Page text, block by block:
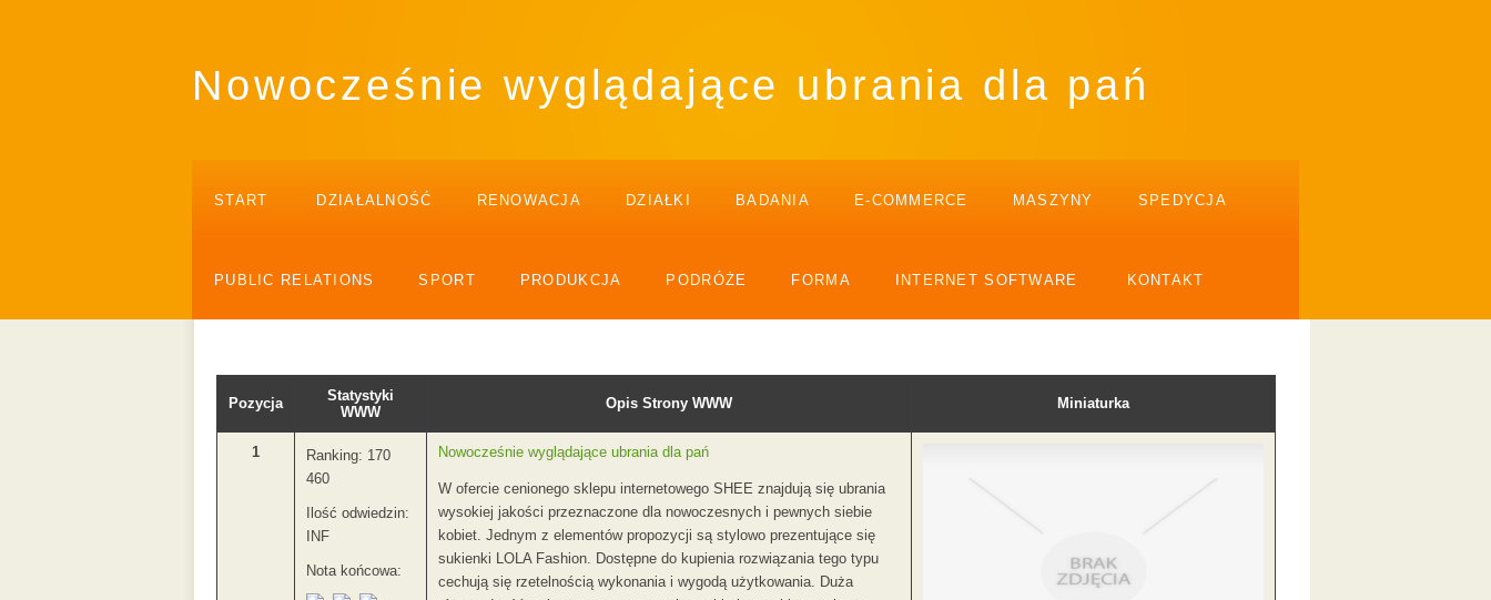
Nowocześnie wyglądające ubrania dla pań
START DZIAŁALNOŚĆ RENOWACJA DZIAŁKI BADANIA E-COMMERCE MASZYNY SPEDYCJA
PUBLIC RELATIONS SPORT PRODUKCJA PODRÓŻE FORMA INTERNET SOFTWARE KONTAKT
Pozycja
Statystyki
WWW
Opis Strony WWW Miniaturka
1
Ranking: 170
460
Ilość odwiedzin:
INF
Nota końcowa:
Nowocześnie wyglądające ubrania dla pań
W ofercie cenionego sklepu internetowego SHEE znajdują się ubrania
wysokiej jakości przeznaczone dla nowoczesnych i pewnych siebie
kobiet. Jednym z elementów propozycji są stylowo prezentujące się
sukienki LOLA Fashion. Dostępne do kupienia rozwiązania tego typu
cechują się rzetelnością wykonania i wygodą użytkowania. Duża